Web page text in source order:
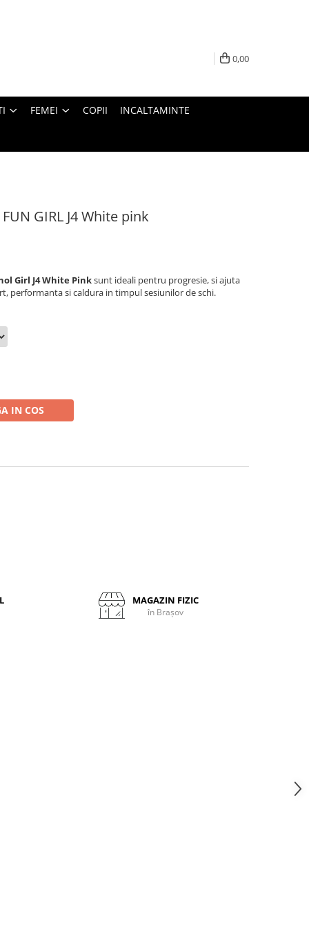
0,00
FEMEI COPII INCALTAMINTE
GIRL J4 White pink
Girl J4 White Pinksunt ideali pentru progresie, si ajuta
performanta si caldura in timpul sesiunilor de schi.
IN COS
MAGAZIN FIZIC
în Brașov